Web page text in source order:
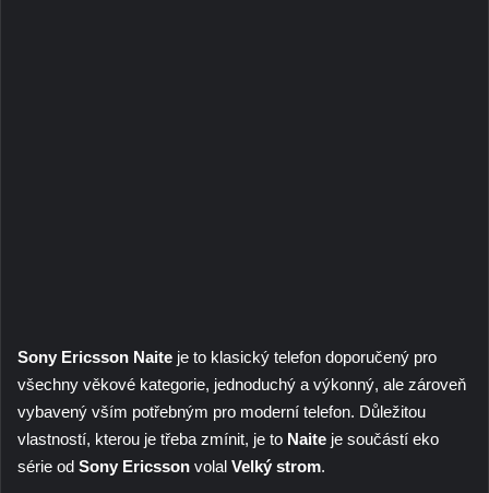
Sony Ericsson Naite je to klasický telefon doporučený pro
všechny věkové kategorie, jednoduchý a výkonný, ale zároveň
vybavený vším potřebným pro moderní telefon. Důležitou
vlastností, kterou je třeba zmínit, je to Naite je součástí eko
série od Sony Ericsson volal Velký strom.